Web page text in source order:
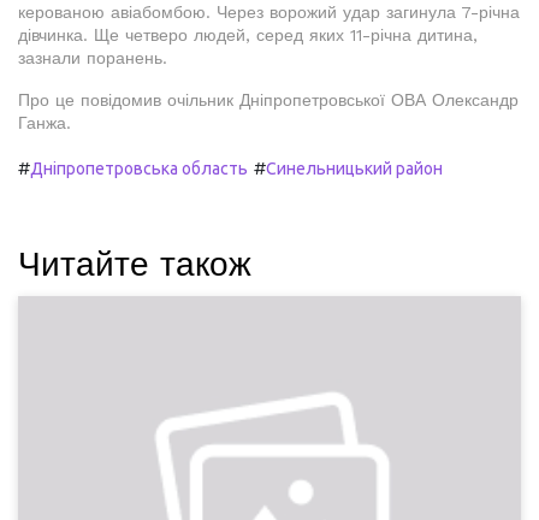
керованою авіабомбою. Через ворожий удар загинула 7-річна
дівчинка. Ще четверо людей, серед яких 11-річна дитина,
зазнали поранень.
Про це повідомив очільник Дніпропетровської ОВА Олександр
Ганжа.
#Дніпропетровська область #Синельницький район
Читайте також